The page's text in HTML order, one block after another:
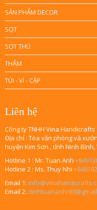
SẢN PHẨM DECOR
SỌT
SỌT THÚ
THẢM
TÚI - VÍ - CẶP
Liên hệ
Công ty TNHH Vina Handicrafts
Địa chỉ : Tòa văn phòng và
huyện Kim Sơn , tỉnh Ninh Bình,
Hotline 1 : Mr. Tuan Anh
Hotline 2 : Ms. Thuy Nhi
Email 1:
Email 2: